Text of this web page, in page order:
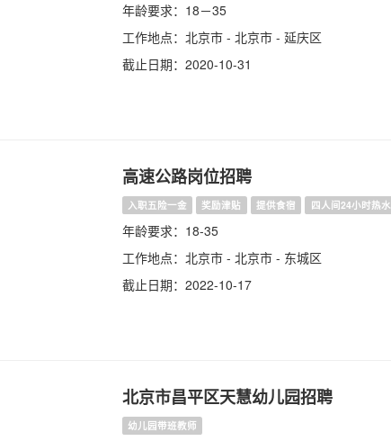
年龄要求：18－35
工作地点：北京市 - 北京市 - 延庆区
截止日期：2020-10-31
高速公路岗位招聘
入职五险一金 奖励津贴 提供食宿 四人间24小时热水
年龄要求：18-35
工作地点：北京市 - 北京市 - 东城区
截止日期：2022-10-17
北京市昌平区天慧幼儿园招聘
幼儿园带班教师